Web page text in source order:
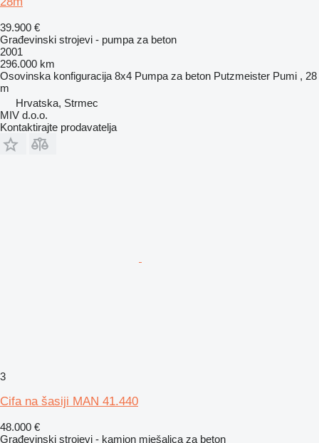
39.900 €
Građevinski strojevi - pumpa za beton
2001
296.000 km
Osovinska konfiguracija 8x4 Pumpa za beton Putzmeister Pumi , 28
m
Hrvatska, Strmec
MIV d.o.o.
Kontaktirajte prodavatelja
3
Cifa na šasiji MAN 41.440
48.000 €
Građevinski strojevi - kamion mješalica za beton